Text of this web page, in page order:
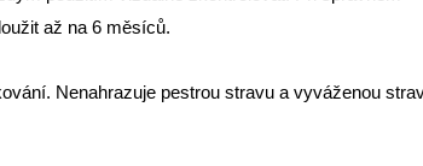
až na 6 měsíců.
Nenahrazuje pestrou stravu a vyváženou